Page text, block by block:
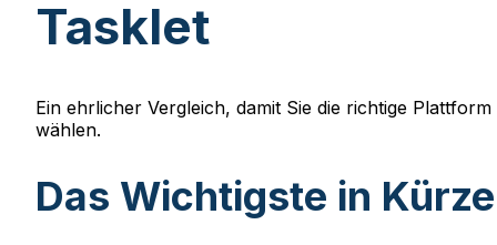
Tasklet
Ein ehrlicher Vergleich, damit Sie die richtige Plattform
wählen.
Das Wichtigste in Kürze